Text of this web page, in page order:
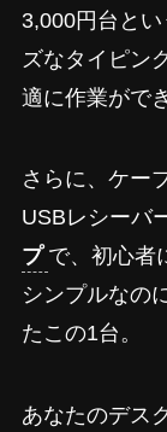
3,000円台と
ズなタイピン
適に作業がで
さらに、ケー
USBレシーバ
プ で、初心者
シンプルなの
たこの1台。
あなたのデス